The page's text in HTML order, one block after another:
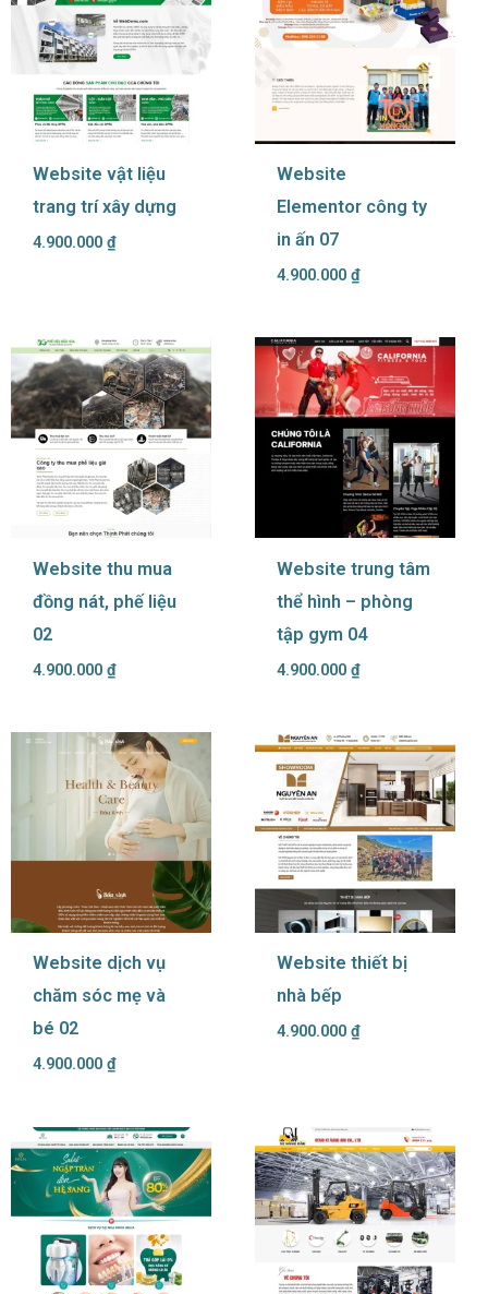
Website vật liệu
trang trí xây dựng
4.900.000 ₫
Website
Elementor công ty
in ấn 07
4.900.000 ₫
Website thu mua
đồng nát, phế liệu
02
4.900.000 ₫
Website trung tâm
thể hình – phòng
tập gym 04
4.900.000 ₫
Website dịch vụ
chăm sóc mẹ và
bé 02
4.900.000 ₫
Website thiết bị
nhà bếp
4.900.000 ₫